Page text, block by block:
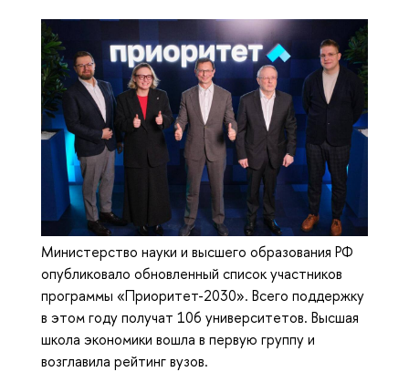
Министерство науки и высшего образования РФ
опубликовало обновленный список участников
программы «Приоритет-2030». Всего поддержку
в этом году получат 106 университетов. Высшая
школа экономики вошла в первую группу и
возглавила рейтинг вузов.